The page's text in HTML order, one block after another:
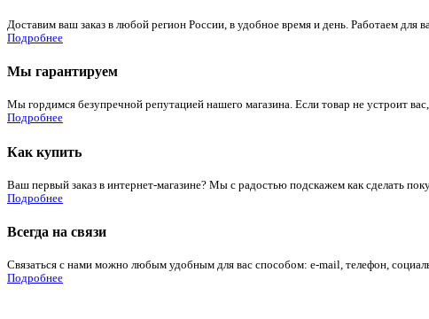
Доставим ваш заказ в любой регион России, в удобное время и день. Работаем для
Подробнее
Мы гарантируем
Мы гордимся безупречной репутацией нашего магазина. Если товар не устроит
Подробнее
Как купить
Ваш первый заказ в интернет-магазине? Мы с радостью подскажем как сделать
Подробнее
Всегда на связи
Связаться с нами можно любым удобным для вас способом: e-mail, телефон,
Подробнее